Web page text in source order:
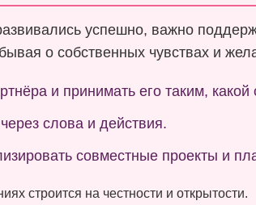
успешно, важно
о собственных чувствах и
и принимать его таким, какой
слова и действия.
совместные проекты и
строится на честности и открытости.